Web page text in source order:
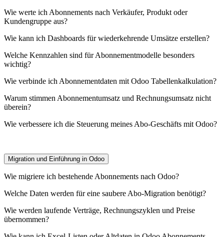
Wie werte ich Abonnements nach Verkäufer, Produkt oder
Kundengruppe aus?
Wie kann ich Dashboards für wiederkehrende Umsätze erstellen?
Welche Kennzahlen sind für Abonnementmodelle besonders
wichtig?
Wie verbinde ich Abonnementdaten mit Odoo Tabellenkalkulation?
Warum stimmen Abonnementumsatz und Rechnungsumsatz nicht
überein?
Wie verbessere ich die Steuerung meines Abo-Geschäfts mit Odoo?
Migration und Einführung in Odoo
Wie migriere ich bestehende Abonnements nach Odoo?
Welche Daten werden für eine saubere Abo-Migration benötigt?
Wie werden laufende Verträge, Rechnungszyklen und Preise
übernommen?